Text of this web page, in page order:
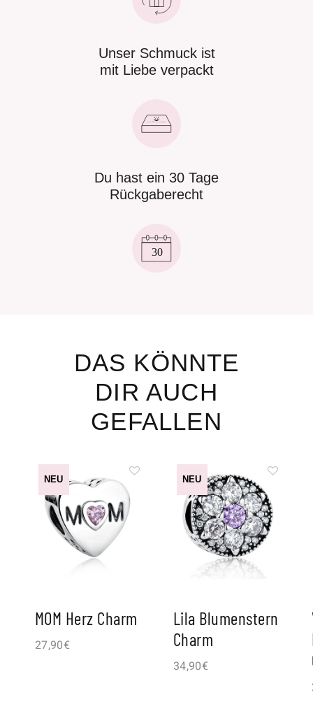
Unser Schmuck ist
mit Liebe verpackt
Du hast ein 30 Tage
Rückgaberecht
DAS KÖNNTE
DIR AUCH
GEFALLEN
NEU
MOM Herz Charm
27,90€
NEU
Lila Blumenstern
Charm
34,90€